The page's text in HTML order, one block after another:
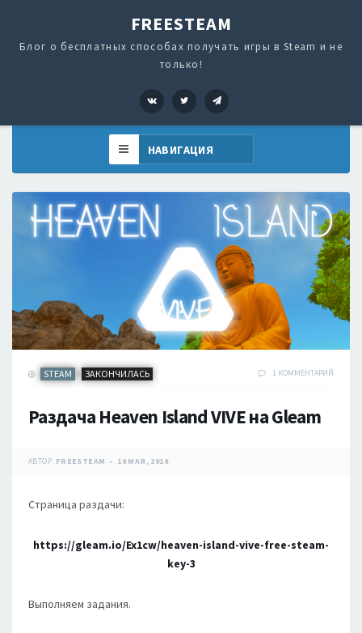
FREESTEAM
Блог о бесплатных способах получать игры в Steam и не
только!
VK Twitter
STEAM / ЗАКОНЧИЛАСЬ 1 КОММЕНТАРИЙ
Раздача Heaven Island VIVE на Gleam
АВТОР: FREESTEAM 16 МАЯ, 2016
Страница раздачи:
https://gleam.io/Ex1cw/heaven-island-vive-free-steam-
key-3
Выполняем задания.